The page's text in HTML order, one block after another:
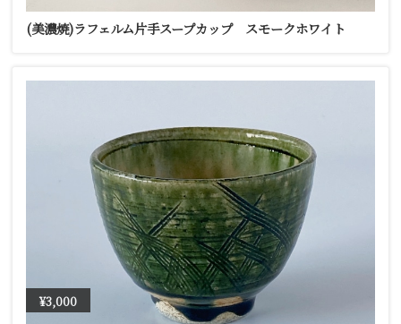
(美濃焼)ラフェルム片手スープカップ スモークホワイト
¥3,000